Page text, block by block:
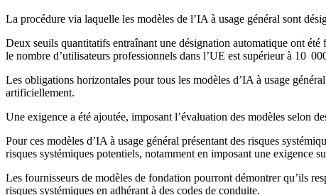
La procédure via laquelle les modèles de l’IA à usage général sont
Deux seuils quantitatifs entraînant une désignation automatique ont
le nombre d’utilisateurs professionnels dans l’UE est supérieur à 10
Les obligations horizontales pour tous les modèles d’IA à usage
artificiellement.
Une exigence a été ajoutée, imposant l’évaluation des modèles selon
Pour ces modèles d’IA à usage général présentant des risques
risques systémiques potentiels, notamment en imposant une exigence
Les fournisseurs de modèles de fondation pourront démontrer qu’ils
risques systémiques en adhérant à des codes de conduite.